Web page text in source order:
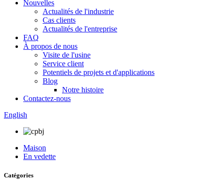
Nouvelles
Actualités de l'industrie
Cas clients
Actualités de l'entreprise
FAQ
À propos de nous
Visite de l'usine
Service client
Potentiels de projets et d'applications
Blog
Notre histoire
Contactez-nous
English
Maison
En vedette
Catégories